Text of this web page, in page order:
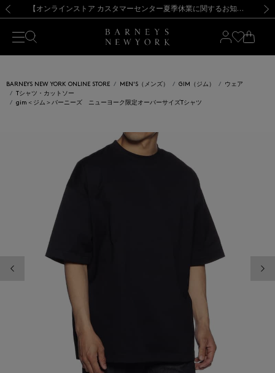
新規登録のお客様も対象！＜MY BARNEYS＞会員のお客様は11,000円（税込）以上のお買上げで常時送料無料！お買い物の際は会員登録を！
【夏季休業に伴う出荷一時停止のお知らせ】(2026.8.7) 【オンラインストア カスタマーセンター夏季休業に関するお知らせ】（2026.8.7）
【夏季休業に伴う返品・交換承り一時停止のお知らせ】（2026.8.5）
熊本県を中心とした地震の影響によるお荷物のお届けについて
【開催中】SUMMER SALEのご案内・ご注意事項 新規登録のお客様も対象！＜MY BARNEYS＞会員のお客様は11,000円（税込）以上のお買上げで常時送料無料！お買い物の際は会員登録を！
【夏季休業に伴う出荷一時停止のお知らせ】(2026.8.7)
BARNEYS NEW YORK ONLINE STORE MEN'S（メンズ） GIM（ジム）
ウェア
Tシャツ・カットソー
gim＜ジム＞バーニーズ ニューヨーク限定オーバーサイズTシャツ